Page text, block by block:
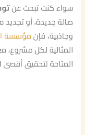
سواء كنت تبحث عن
صالة جديدة، أو
وجاذبية، فإنمؤسسة
المثالية لكل مشروع،
المتاحة لتحقيق أقصى